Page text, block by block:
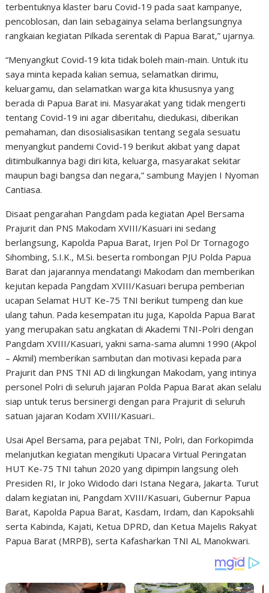
terbentuknya klaster baru Covid-19 pada saat kampanye,
pencoblosan, dan lain sebagainya selama berlangsungnya
rangkaian kegiatan Pilkada serentak di Papua Barat,” ujarnya.
“Menyangkut Covid-19 kita tidak boleh main-main. Untuk itu
saya minta kepada kalian semua, selamatkan dirimu,
keluargamu, dan selamatkan warga kita khususnya yang
berada di Papua Barat ini. Masyarakat yang tidak mengerti
tentang Covid-19 ini agar diberitahu, diedukasi, diberikan
pemahaman, dan disosialisasikan tentang segala sesuatu
menyangkut pandemi Covid-19 berikut akibat yang dapat
ditimbulkannya bagi diri kita, keluarga, masyarakat sekitar
maupun bagi bangsa dan negara,” sambung Mayjen I Nyoman
Cantiasa.
Disaat pengarahan Pangdam pada kegiatan Apel Bersama
Prajurit dan PNS Makodam XVIII/Kasuari ini sedang
berlangsung, Kapolda Papua Barat, Irjen Pol Dr Tornagogo
Sihombing, S.I.K., M.Si. beserta rombongan PJU Polda Papua
Barat dan jajarannya mendatangi Makodam dan memberikan
kejutan kepada Pangdam XVIII/Kasuari berupa pemberian
ucapan Selamat HUT Ke-75 TNI berikut tumpeng dan kue
ulang tahun. Pada kesempatan itu juga, Kapolda Papua Barat
yang merupakan satu angkatan di Akademi TNI-Polri dengan
Pangdam XVIII/Kasuari, yakni sama-sama alumni 1990 (Akpol
– Akmil) memberikan sambutan dan motivasi kepada para
Prajurit dan PNS TNI AD di lingkungan Makodam, yang intinya
personel Polri di seluruh jajaran Polda Papua Barat akan selalu
siap untuk terus bersinergi dengan para Prajurit di seluruh
satuan jajaran Kodam XVIII/Kasuari..
Usai Apel Bersama, para pejabat TNI, Polri, dan Forkopimda
melanjutkan kegiatan mengikuti Upacara Virtual Peringatan
HUT Ke-75 TNI tahun 2020 yang dipimpin langsung oleh
Presiden RI, Ir Joko Widodo dari Istana Negara, Jakarta. Turut
dalam kegiatan ini, Pangdam XVIII/Kasuari, Gubernur Papua
Barat, Kapolda Papua Barat, Kasdam, Irdam, dan Kapoksahli
serta Kabinda, Kajati, Ketua DPRD, dan Ketua Majelis Rakyat
Papua Barat (MRPB), serta Kafasharkan TNI AL Manokwari.